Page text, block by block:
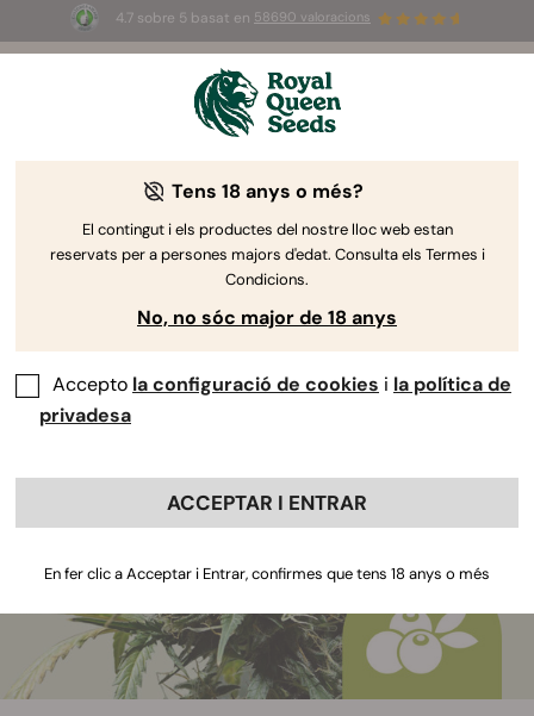
4.7 sobre 5 basat en 58690 valoracions
3 llavors White Widow Auto
Tens 18 anys o més?
El contingut i els productes del nostre lloc web estan
reservats per a persones majors d'edat. Consulta els Termes i
Condicions.
No, no sóc major de 18 anys
Accepto la configuració de cookies i la política de
privadesa
ACCEPTAR I ENTRAR
En fer clic a Acceptar i Entrar, confirmes que tens 18 anys o més